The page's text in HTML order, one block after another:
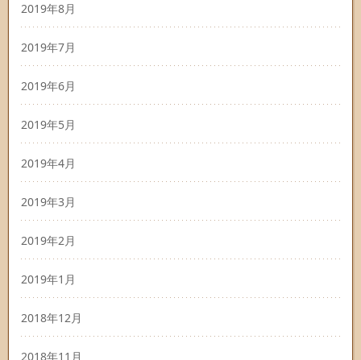
2019年8月
2019年7月
2019年6月
2019年5月
2019年4月
2019年3月
2019年2月
2019年1月
2018年12月
2018年11月